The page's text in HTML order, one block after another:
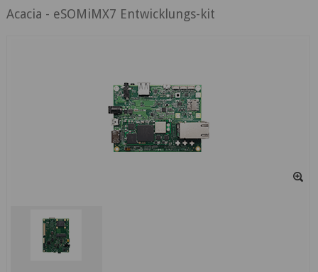
Acacia - eSOMiMX7 Entwicklungs-kit